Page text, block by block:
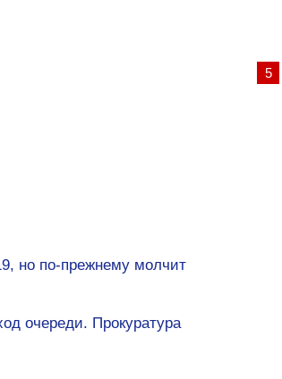
но по-прежнему молчит
очереди. Прокуратура